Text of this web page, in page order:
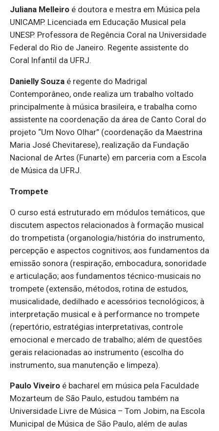
Juliana Melleiro é doutora e mestra em Música pela
UNICAMP. Licenciada em Educação Musical pela
UNESP. Professora de Regência Coral na Universidade
Federal do Rio de Janeiro. Regente assistente do
Coral Infantil da UFRJ.
Danielly Souza é regente do Madrigal
Contemporâneo, onde realiza um trabalho voltado
principalmente à música brasileira, e trabalha como
assistente na coordenação da área de Canto Coral do
projeto “Um Novo Olhar” (coordenação da Maestrina
Maria José Chevitarese), realização da Fundação
Nacional de Artes (Funarte) em parceria com a Escola
de Música da UFRJ.
Trompete
O curso está estruturado em módulos temáticos, que
discutem aspectos relacionados à formação musical
do trompetista (organologia/história do instrumento,
percepção e aspectos cognitivos; aos fundamentos da
emissão sonora (respiração, embocadura, sonoridade
e articulação; aos fundamentos técnico-musicais no
trompete (extensão, métodos, rotina de estudos,
musicalidade, dedilhado e acessórios tecnológicos; à
interpretação musical e à performance no trompete
(repertório, estratégias interpretativas, controle
emocional e mercado de trabalho; além de questões
gerais relacionadas ao instrumento (escolha do
instrumento, sua manutenção e limpeza).
Paulo Viveiro é bacharel em música pela Faculdade
Mozarteum de São Paulo, estudou também na
Universidade Livre de Música – Tom Jobim, na Escola
Municipal de Música de São Paulo, além de aulas